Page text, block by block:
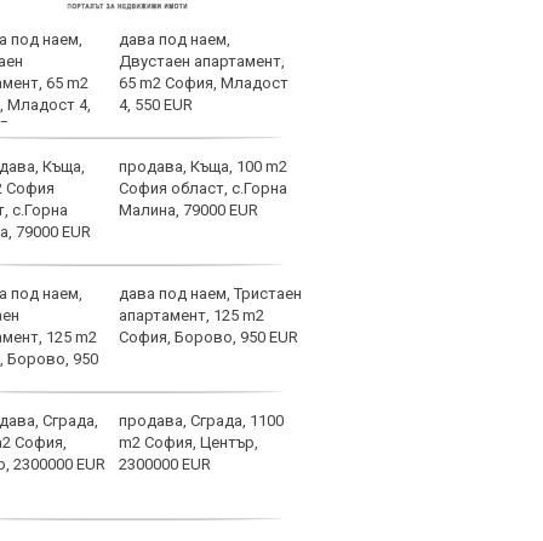
дава под наем,
Двустаен апартамент,
65 m2 София, Младост
4, 550 EUR
продава, Къща, 100 m2
София област, с.Горна
Малина, 79000 EUR
дава под наем, Тристаен
апартамент, 125 m2
София, Борово, 950 EUR
продава, Сграда, 1100
m2 София, Център,
2300000 EUR